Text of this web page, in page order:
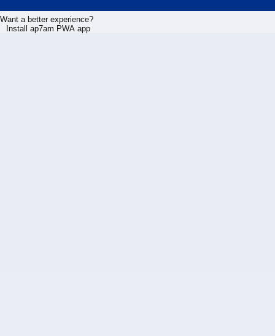
Want a better experience?
Install ap7am PWA app